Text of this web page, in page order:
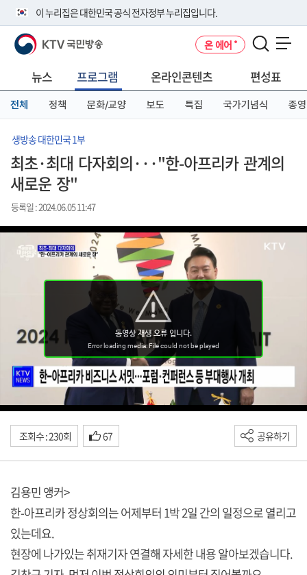
이 누리집은 대한민국 공식 전자정부 누리집입니다.
공식 누리집 주소 확인하기
니다.
이밖에 or.kr 또는 .kr등 다른 도메인 주소를 사용하고 있다면 아래 URL에
서 도메인 주소를 확인해 보세요
KTV 국민방송 온 에어
뉴스 프로그램 온라인콘텐츠 편성표
전체 정책 문화/교양 보도 특집 국가기념식 종영
생방송 대한민국 1부
최초·최대 다자회의···"한-아프리카 관계의
새로운 장"
등록일 : 2024.06.05 11:47
조회수 : 230회 67 공유하기
김용민 앵커>
한-아프리카 정상회의는 어제부터 1박 2일 간의 일정으로 열리고
있는데요.
현장에 나가있는 취재기자 연결해 자세한 내용 알아보겠습니다.